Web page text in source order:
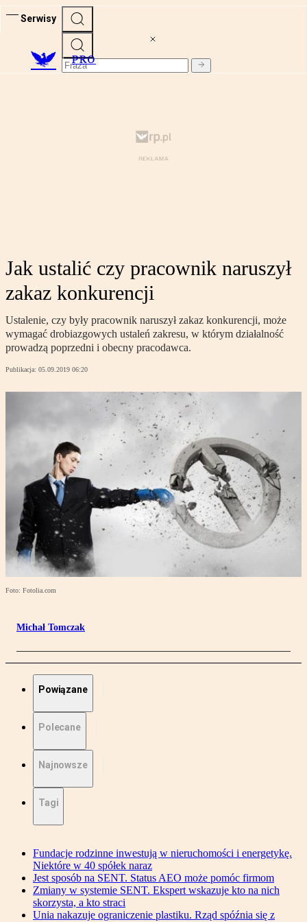
Serwisy
PRO
Jak ustalić czy pracownik naruszył
zakaz konkurencji
Ustalenie, czy były pracownik naruszył zakaz konkurencji, może
wymagać drobiazgowych ustaleń zakresu, w którym działalność
prowadzą poprzedni i obecny pracodawca.
Publikacja: 05.09.2019 06:20
Foto: Fotolia.com
Michał Tomczak
Powiązane
Polecane
Najnowsze
Tagi
Fundacje rodzinne inwestują w nieruchomości i energetykę.
Niektóre w 40 spółek naraz
Jest sposób na SENT. Status AEO może pomóc firmom
Zmiany w systemie SENT. Ekspert wskazuje kto na nich
skorzysta, a kto straci
Unia nakazuje ograniczenie plastiku. Rząd spóźnia się z